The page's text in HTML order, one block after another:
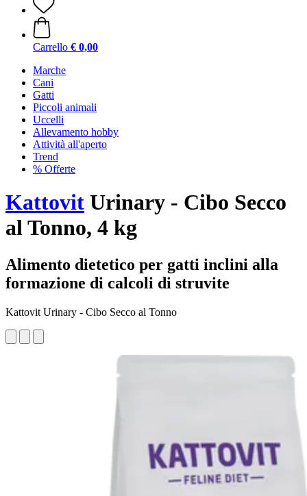
Carrello € 0,00
Marche
Cani
Gatti
Piccoli animali
Uccelli
Allevamento hobby
Attività all'aperto
Trend
% Offerte
Kattovit Urinary - Cibo Secco
al Tonno, 4 kg
Alimento dietetico per gatti inclini alla
formazione di calcoli di struvite
Kattovit Urinary - Cibo Secco al Tonno